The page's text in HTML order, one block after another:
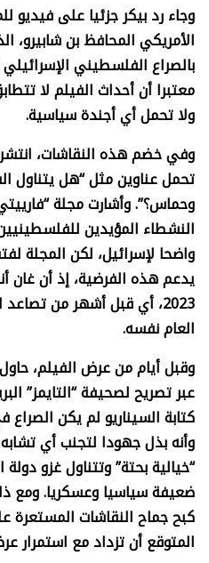
وجاء رد بيكر جزئيا على
الأمريكي المحافظ بن شابيرو،
بالصراع الفلسطيني
معتبرا أن أحداث الفيلم لا
ولا تحمل أي أجندة سياسية.
وفي خضم هذه النقاشات،
تحمل عناوين مثل “هل يتناول
وحماس؟”. وأشارت مجلة
النشطاء المؤيدين
واضحا لإسرائيل، لكن المجلة
يدعم هذه الفرضية، إذ أن غان
2023، أي قبل أشهر من
العام نفسه.
وقبل أيام من عرض الفيلم،
عبر تصريح لصحيفة “التايمز”
كتابة السيناريو لم يكن
وأنه بذل جهودا لتجنب أي
“خيالية بحتة” وتتناول غزو
ضعيفة سياسيا وعسكريا. ومع
كبح جماح النقاشات المستعرة
المتوقع أن تزداد مع استمرار